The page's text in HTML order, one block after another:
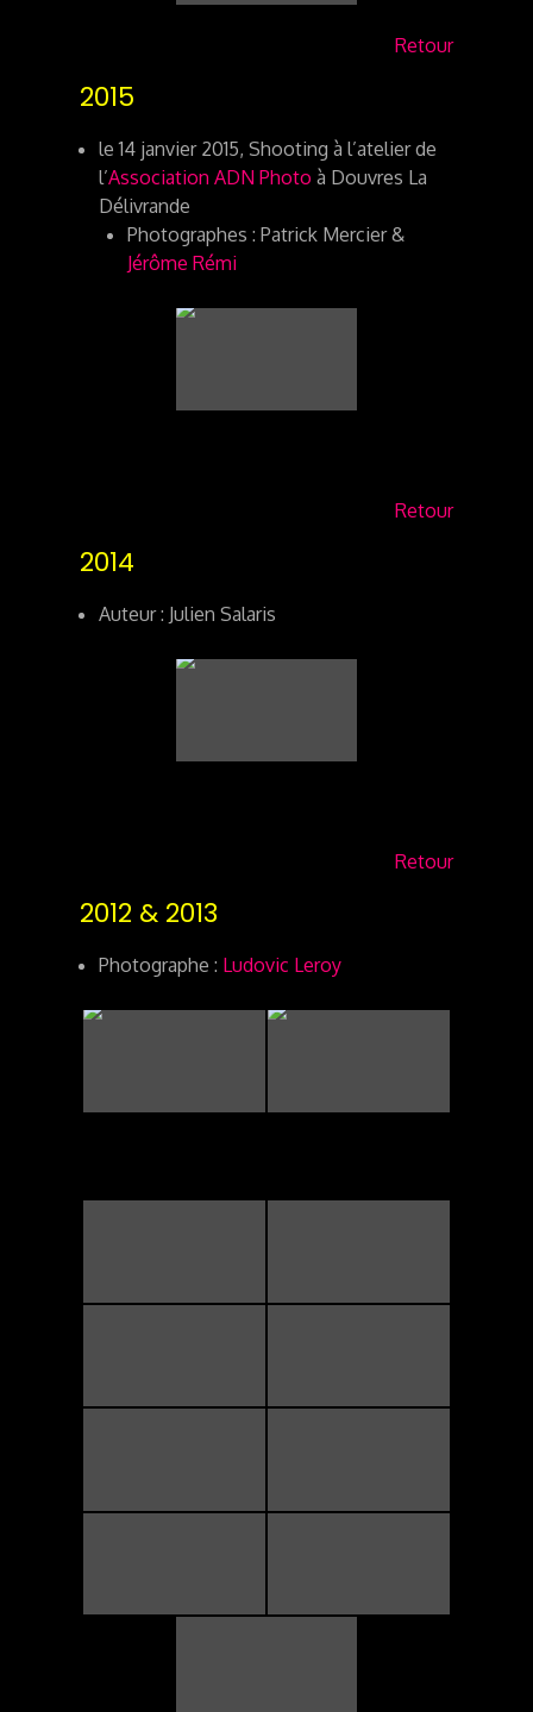
Retour
2015
le 14 janvier 2015, Shooting à l’atelier de
l’Association ADN Photo à Douvres La
Délivrande
Photographes : Patrick Mercier &
Jérôme Rémi
Retour
2014
Auteur : Julien Salaris
Retour
2012 & 2013
Photographe : Ludovic Leroy